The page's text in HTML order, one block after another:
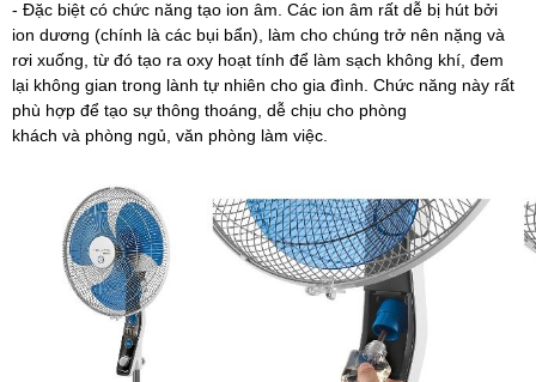
- Đặc biệt có chức năng tạo ion âm. Các ion âm rất dễ bị hút bởi
ion dương (chính là các bụi bẩn), làm cho chúng trở nên nặng và
rơi xuống, từ đó tạo ra oxy hoạt tính để làm sạch không khí, đem
lại không gian trong lành tự nhiên cho gia đình. Chức năng này rất
phù hợp để tạo sự thông thoáng, dễ chịu cho phòng
khách và phòng ngủ văn phòng làm việc.